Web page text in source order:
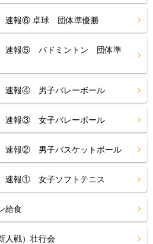
速報⑥ 卓球 団体準優勝
速報⑤ バドミントン 団体準
速報④ 男子バレーボール
速報③ 女子バレーボール
速報② 男子バスケットボール
速報① 女子ソフトテニス
給食
人戦）壮行会